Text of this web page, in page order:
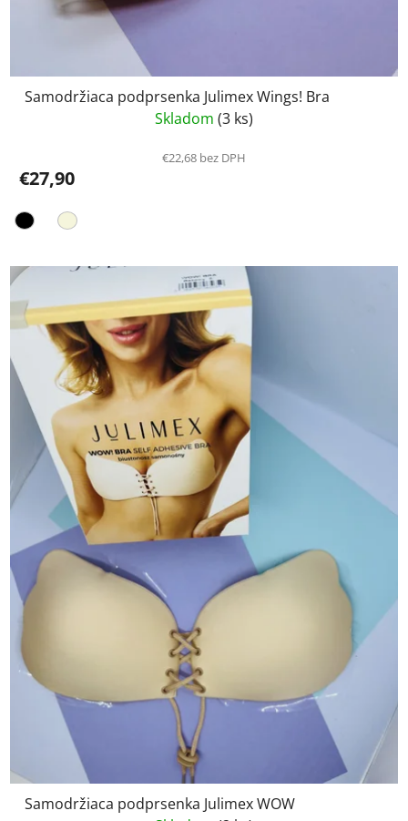
Samodržiaca podprsenka Julimex Wings! Bra
Skladom (3 ks)
€22,68 bez DPH
€27,90
Samodržiaca podprsenka Julimex WOW